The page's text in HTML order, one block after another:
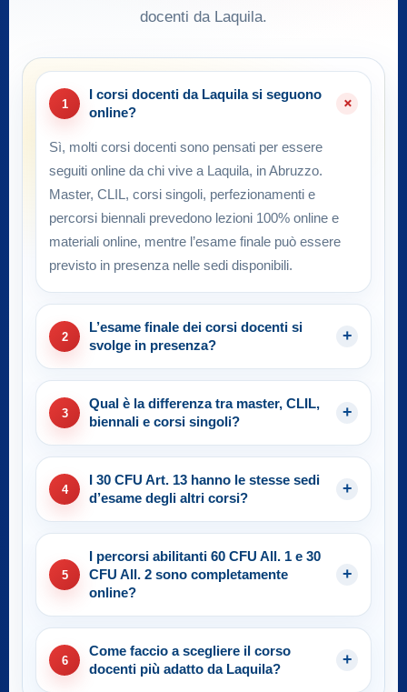
docenti da Laquila.
1
I corsi docenti da Laquila si seguono
online?
Sì, molti corsi docenti sono pensati per essere
seguiti online da chi vive a Laquila, in Abruzzo.
Master, CLIL, corsi singoli, perfezionamenti e
percorsi biennali prevedono lezioni 100% online e
materiali online, mentre l’esame finale può essere
previsto in presenza nelle sedi disponibili.
2
L’esame finale dei corsi docenti si
svolge in presenza?
3
Qual è la differenza tra master, CLIL,
biennali e corsi singoli?
4
I 30 CFU Art. 13 hanno le stesse sedi
d’esame degli altri corsi?
5
I percorsi abilitanti 60 CFU All. 1 e 30
CFU All. 2 sono completamente
online?
6
Come faccio a scegliere il corso
docenti più adatto da Laquila?